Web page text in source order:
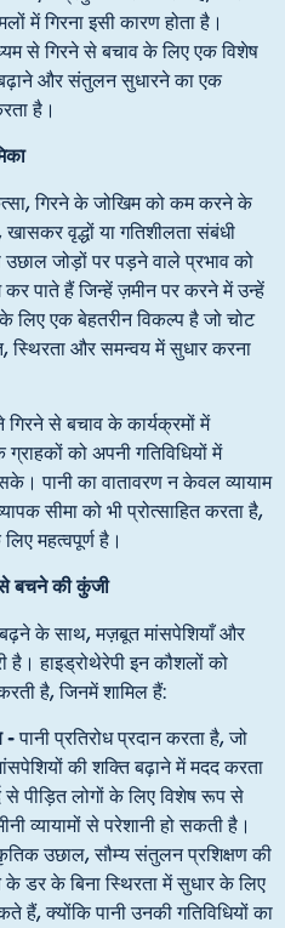
में गिरना इसी कारण होता है।
से गिरने से बचाव के लिए एक विशेष
और संतुलन सुधारने का एक
है।
गिरने के जोखिम को कम करने के
वृद्धों या गतिशीलता संबंधी
जोड़ों पर पड़ने वाले प्रभाव को
पाते हैं जिन्हें ज़मीन पर करने में उन्हें
लिए एक बेहतरीन विकल्प है जो चोट
और समन्वय में सुधार करना
से बचाव के कार्यक्रमों में
को अपनी गतिविधियों में
पानी का वातावरण न केवल व्यायाम
सीमा को भी प्रोत्साहित करता है,
महत्वपूर्ण है।
बचने की कुंजी
के साथ, मज़बूत मांसपेशियाँ और
हाइड्रोथेरेपी इन कौशलों को
है, जिनमें शामिल हैं:
-पानी प्रतिरोध प्रदान करता है, जो
की शक्ति बढ़ाने में मदद करता
से पीड़ित लोगों के लिए विशेष रूप से
व्यायामों से परेशानी हो सकती है।
उछाल, सौम्य संतुलन प्रशिक्षण की
डर के बिना स्थिरता में सुधार के लिए
हैं, क्योंकि पानी उनकी गतिविधियों का